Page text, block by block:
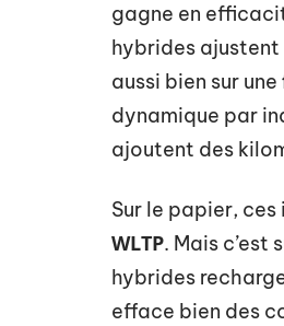
gagne en
hybrides
aussi bien sur une
dynamique par
ajoutent des
Sur le papier,
WLTP. Mais c’est
hybrides
efface bien des